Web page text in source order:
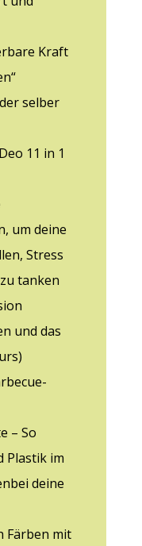
Kraft
selber
11 in 1
um deine
Stress
tanken
und das
– So
Plastik im
deine
Färben mit